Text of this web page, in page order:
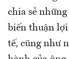
chia sẻ
biến thuận
tế, cũng như